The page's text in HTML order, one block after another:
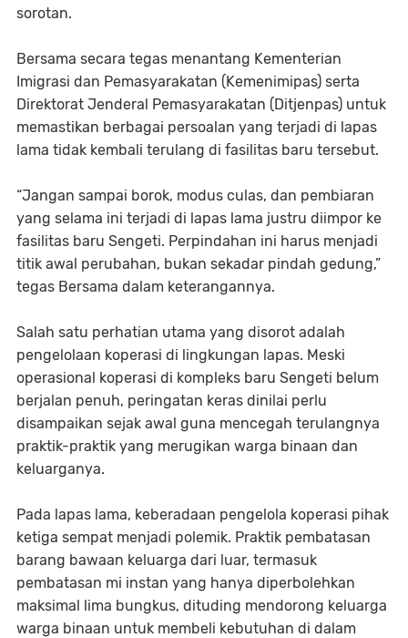
sorotan.
Bersama secara tegas menantang Kementerian
Imigrasi dan Pemasyarakatan (Kemenimipas) serta
Direktorat Jenderal Pemasyarakatan (Ditjenpas) untuk
memastikan berbagai persoalan yang terjadi di lapas
lama tidak kembali terulang di fasilitas baru tersebut.
“Jangan sampai borok, modus culas, dan pembiaran
yang selama ini terjadi di lapas lama justru diimpor ke
fasilitas baru Sengeti. Perpindahan ini harus menjadi
titik awal perubahan, bukan sekadar pindah gedung,”
tegas Bersama dalam keterangannya.
Salah satu perhatian utama yang disorot adalah
pengelolaan koperasi di lingkungan lapas. Meski
operasional koperasi di kompleks baru Sengeti belum
berjalan penuh, peringatan keras dinilai perlu
disampaikan sejak awal guna mencegah terulangnya
praktik-praktik yang merugikan warga binaan dan
keluarganya.
Pada lapas lama, keberadaan pengelola koperasi pihak
ketiga sempat menjadi polemik. Praktik pembatasan
barang bawaan keluarga dari luar, termasuk
pembatasan mi instan yang hanya diperbolehkan
maksimal lima bungkus, dituding mendorong keluarga
warga binaan untuk membeli kebutuhan di dalam